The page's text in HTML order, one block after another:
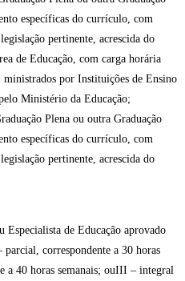
específicas do currículo, com
pertinente, acrescida do
de Educação, com carga horária
ministrados por Instituições de Ensino
Ministério da Educação;
Plena ou outra Graduação
específicas do currículo, com
pertinente, acrescida do
Especialista de Educação aprovado
correspondente a 30 horas
a 40 horas semanais; ouIII – integral